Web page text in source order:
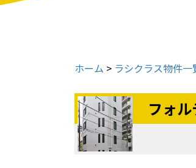
ホーム > ラシクラス物件一
フォ